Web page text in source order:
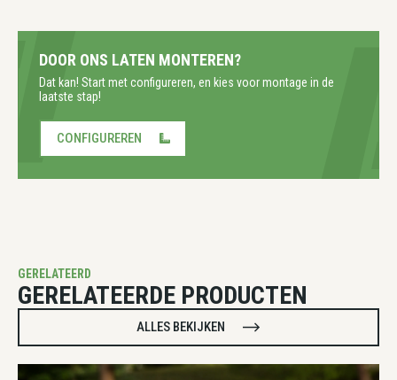
DOOR ONS LATEN MONTEREN?
Dat kan! Start met configureren, en kies voor montage in de
laatste stap!
CONFIGUREREN
GERELATEERD
GERELATEERDE PRODUCTEN
ALLES BEKIJKEN